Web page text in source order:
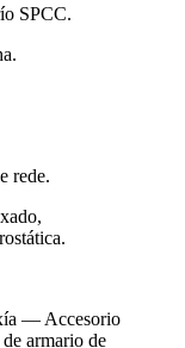
SPCC.
rede.